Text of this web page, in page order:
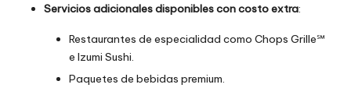
Servicios adicionales disponibles con costo extra:
Restaurantes de especialidad como Chops Grille℠
e Izumi Sushi.
Paquetes de bebidas premium.